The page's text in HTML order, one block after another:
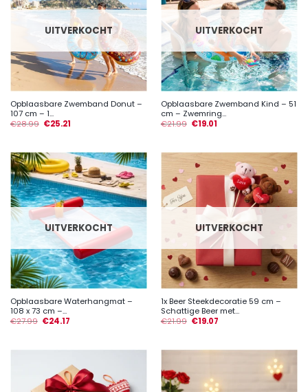
UITVERKOCHT
Opblaasbare Zwemband Donut –
107 cm – 1...
€28.99 €25.21
UITVERKOCHT
Opblaasbare Zwemband Kind – 51
cm – Zwemring...
€21.99 €19.01
UITVERKOCHT
Opblaasbare Waterhangmat –
108 x 73 cm –...
€27.99 €24.17
UITVERKOCHT
1x Beer Steekdecoratie 59 cm –
Schattige Beer met...
€21.99 €19.07